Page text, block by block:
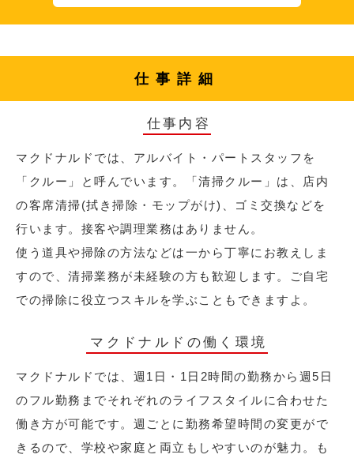
仕事詳細
仕事内容
マクドナルドでは、アルバイト・パートスタッフを
「クルー」と呼んでいます。「清掃クルー」は、店内
の客席清掃(拭き掃除・モップがけ)、ゴミ交換などを
行います。接客や調理業務はありません。
使う道具や掃除の方法などは一から丁寧にお教えしま
すので、清掃業務が未経験の方も歓迎します。ご自宅
での掃除に役立つスキルを学ぶこともできますよ。
マクドナルドの働く環境
マクドナルドでは、週1日・1日2時間の勤務から週5日
のフル勤務までそれぞれのライフスタイルに合わせた
働き方が可能です。週ごとに勤務希望時間の変更がで
きるので、学校や家庭と両立もしやすいのが魅力。も